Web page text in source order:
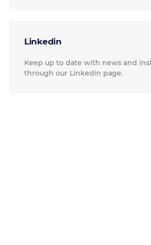
Linkedin
Keep up to date with news and
through our Linkedin page.